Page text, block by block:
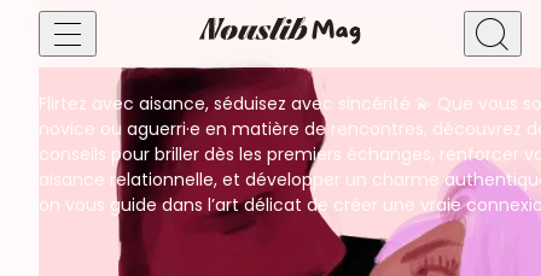
Bien-être sexuel & santé intime
Sexualité masculine
Sexualité féminine
Bien-être sexuel
Sexualité & vie de couple
Faire des rencontres !
Dating & Séduction
Flirtez avec aisance, séduisez avec sincérité 💫 Que vous
novice ou aguerri·e en matière de rencontres, découvrez
conseils pour briller dès les premiers échanges, renforcer
aisance relationnelle, et développer un charme
on vous guide dans l’art délicat de créer une vraie